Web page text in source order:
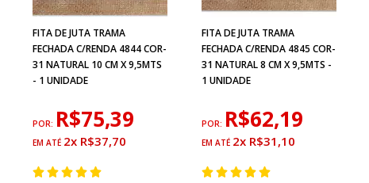
FITA DE JUTA TRAMA
FECHADA C/RENDA 4844 COR-
31 NATURAL 10 CM X 9,5MTS
- 1 UNIDADE
POR: R$75,39
2x R$37,70
FITA DE JUTA TRAMA
FECHADA C/RENDA 4845 COR-
31 NATURAL 8 CM X 9,5MTS -
1 UNIDADE
POR: R$62,19
2x R$31,10